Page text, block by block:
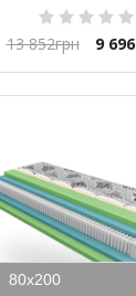
13 852грн 9 696